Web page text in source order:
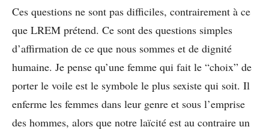
Ces questions ne sont pas difficiles, contrairement à ce
que LREM prétend. Ce sont des questions simples
d’affirmation de ce que nous sommes et de dignité
humaine. Je pense qu’une femme qui fait le “choix” de
porter le voile est le symbole le plus sexiste qui soit. Il
enferme les femmes dans leur genre et sous l’emprise
des hommes, alors que notre laïcité est au contraire un